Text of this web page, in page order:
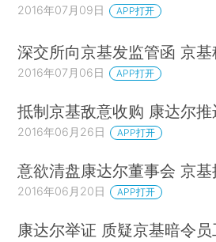
2016年07月09日 APP打开
深交所向京基发监管函 京
2016年07月06日 APP打开
抵制京基敌意收购 康达尔
2016年06月26日 APP打开
意欲清盘康达尔董事会 京
2016年06月20日 APP打开
康达尔举证 质疑京基暗令员